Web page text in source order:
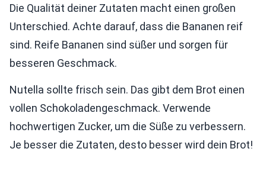
Die Qualität deiner Zutaten macht einen großen
Unterschied. Achte darauf, dass die Bananen reif
sind. Reife Bananen sind süßer und sorgen für
besseren Geschmack.
Nutella sollte frisch sein. Das gibt dem Brot einen
vollen Schokoladengeschmack. Verwende
hochwertigen Zucker, um die Süße zu verbessern.
Je besser die Zutaten, desto besser wird dein Brot!